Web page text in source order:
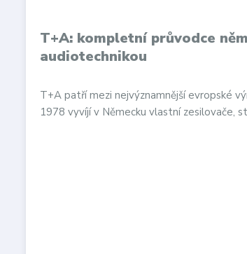
T+A: kompletní průvodce
audiotechnikou
T+A patří mezi nejvýznamnější evropské
1978 vyvíjí v Německu vlastní zesilovače,